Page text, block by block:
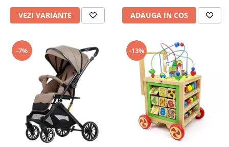
VEZI VARIANTE ADAUGA IN COS
-7% -13%